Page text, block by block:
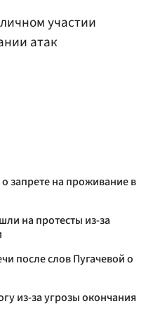
участии
атак
запрете на проживание в
на протесты из-за
после слов Пугачевой о
из-за угрозы окончания